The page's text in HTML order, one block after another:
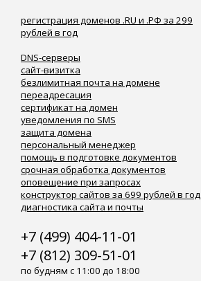
регистрация доменов .RU и .РФ за 299
рублей в год
DNS-серверы
сайт-визитка
безлимитная почта на домене
переадресация
сертификат на домен
уведомления по SMS
защита домена
персональный менеджер
помощь в подготовке документов
срочная обработка документов
оповещение при запросах
конструктор сайтов за 699 рублей в год
диагностика сайта и почты
+7 (499) 404-11-01
+7 (812) 309-51-01
по будням с 11:00 до 18:00